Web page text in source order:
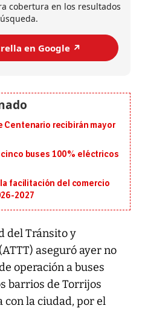
cobertura en los resultados
en Google ↗️
Centenario recibirán mayor
buses 100% eléctricos
facilitación del comercio
2027
del Tránsito y
aseguró ayer no
operación a buses
barrios de Torrijos
con la ciudad, por el